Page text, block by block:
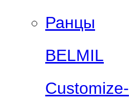
Ранцы
BELMIL
Customize-